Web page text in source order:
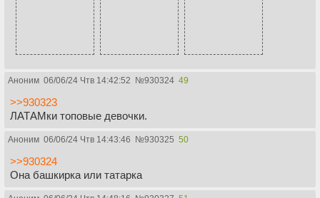
Аноним 06/06/24 Чтв 14:42:52 №930324 49
>>930323
ЛАТАМки топовые девочки.
Аноним 06/06/24 Чтв 14:43:46 №930325 50
>>930324
Она башкирка или татарка